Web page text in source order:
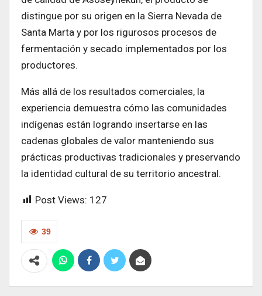
distingue por su origen en la Sierra Nevada de
Santa Marta y por los rigurosos procesos de
fermentación y secado implementados por los
productores.
Más allá de los resultados comerciales, la
experiencia demuestra cómo las comunidades
indígenas están logrando insertarse en las
cadenas globales de valor manteniendo sus
prácticas productivas tradicionales y preservando
la identidad cultural de su territorio ancestral.
Post Views: 127
39